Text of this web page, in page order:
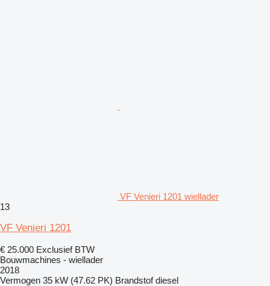
VF Venieri 1201 wiellader
13
VF Venieri 1201
€ 25.000 Exclusief BTW
Bouwmachines - wiellader
2018
Vermogen 35 kW (47.62 PK) Brandstof diesel